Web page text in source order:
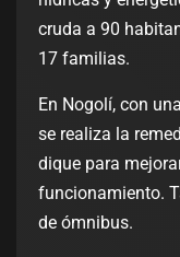
cruda a 90
17 familias.
En Nogolí, con
se realiza la
dique para
funcionamiento.
de ómnibus.